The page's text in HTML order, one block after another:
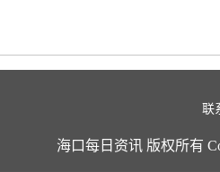
联
海口每日资讯 版权所有